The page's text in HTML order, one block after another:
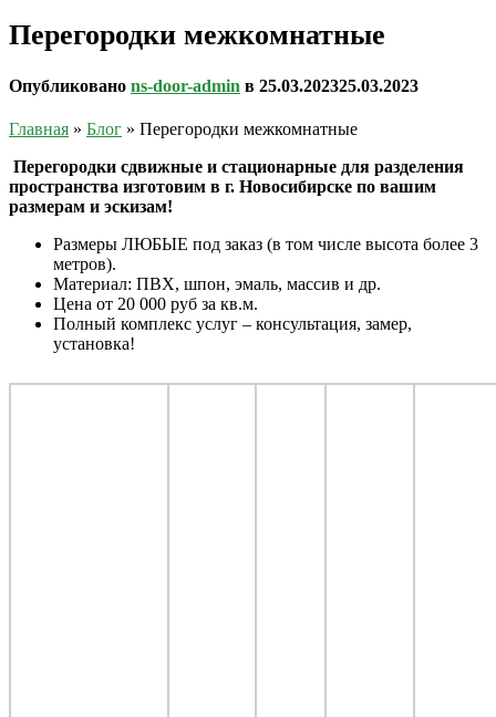
Перегородки межкомнатные
Опубликовано ns-door-admin в 25.03.202325.03.2023
Главная » Блог » Перегородки межкомнатные
Перегородки сдвижные и стационарные для разделения
пространства изготовим в г. Новосибирске по вашим
размерам и эскизам!
Размеры ЛЮБЫЕ под заказ (в том числе высота более 3
метров).
Материал: ПВХ, шпон, эмаль, массив и др.
Цена от 20 000 руб за кв.м.
Полный комплекс услуг – консультация, замер,
установка!